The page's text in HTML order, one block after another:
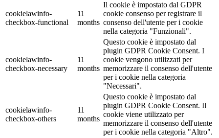
cookielawinfo-
checkbox-functional
11
months
Il cookie è impostato dal GDPR
cookie consenso per registrare il
consenso dell'utente per i cookie
nella categoria "Funzionali".
cookielawinfo-
checkbox-necessary
11
months
Questo cookie è impostato dal
plugin GDPR Cookie Consent. I
cookie vengono utilizzati per
memorizzare il consenso dell'utente
per i cookie nella categoria
"Necessari".
cookielawinfo-
checkbox-others
11
months
Questo cookie è impostato dal
plugin GDPR Cookie Consent. Il
cookie viene utilizzato per
memorizzare il consenso dell'utente
per i cookie nella categoria "Altro".